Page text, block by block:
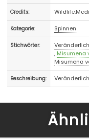
Credits:
Kategorie: Spinnen
Stichwörter:
, Misumena
Misumena
Beschreibung: